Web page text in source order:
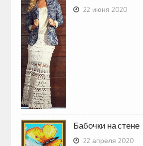
22 июня 2020
Бабочки на стене
22 апреля 2020